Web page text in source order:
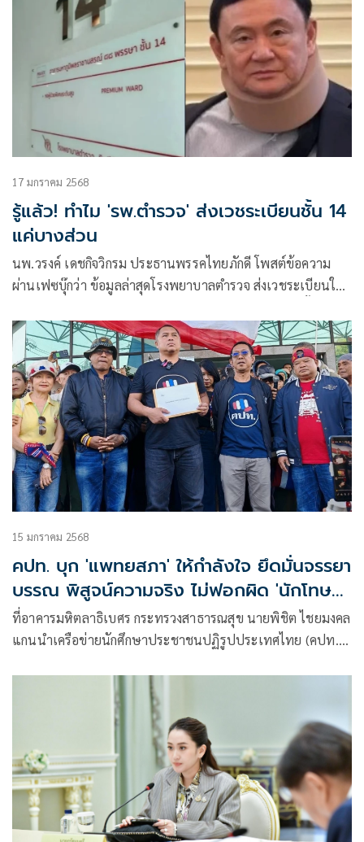
17 มกราคม 2568
รู้แล้ว! ทำไม 'รพ.ตำรวจ' ส่งเวชระเบียนชั้น 14
แค่บางส่วน
นพ.วรงค์ เดชกิจวิกรม ประธานพรรคไทยภักดี โพสต์ข้อความ
ผ่านเฟซบุ๊กว่า ข้อมูลล่าสุดโรงพยาบาลตำรวจ ส่งเวชระเบียนให้
จึงไม่ส่ง
15 มกราคม 2568
คปท. บุก 'แพทยสภา' ให้กำลังใจ ยึดมั่นจรรยา
บรรณ พิสูจน์ความจริง ไม่ฟอกผิด 'นักโทษ
เทวดา'
ที่อาคารมหิตลาธิเบศร กระทรวงสาธารณสุข นายพิชิต ไชยมงคล
แกนนำเครือข่ายนักศึกษาประชาชนปฏิรูปประเทศไทย (คปท.)
ประเทศไทย (คปท.) ดร.ใจเพชร กล้าจน ตัวแทนกองทัพธรรม
นายอานนท์ กลิ่นแก้ว ตัวแทนศูนย์รวมประชาชนปกป้องสถาบัน
เรื่อง ขอให้ยึดมั่นในจรรยาบรรณแพทย์